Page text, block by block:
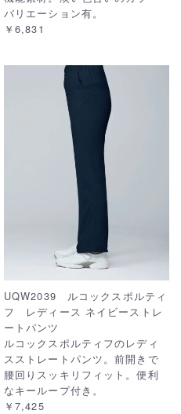
バリエーション有。
￥6,831
UQW2039 ルコックスポルティ
フ レディース ネイビーストレ
ートパンツ
ルコックスポルティフのレディ
スストレートパンツ。前開きで
腰回りスッキリフィット。便利
なキーループ付き。
￥7,425